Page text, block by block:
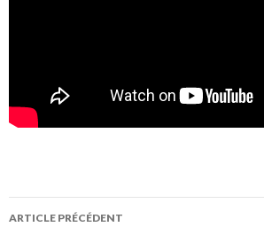
Navigation
ARTICLE PRÉCÉDENT